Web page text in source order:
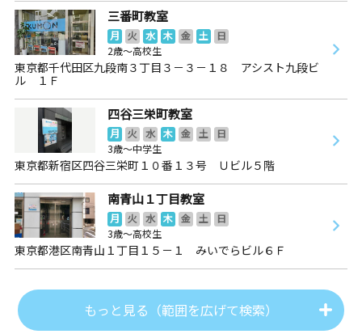
三番町教室
月 火 水 木 金 土
日
2歳～高校生
東京都千代田区九段南３丁目３－３－１８ アシスト九段ビ
ル １Ｆ
四谷三栄町教室
月 火 水 木 金 土
日
3歳～中学生
東京都新宿区四谷三栄町１０番１３号 Ｕビル５階
南青山１丁目教室
月 火 水 木 金 土
日
3歳～高校生
東京都港区南青山１丁目１５－１ みいでらビル６Ｆ
もっと見る（範囲を広げて検索）